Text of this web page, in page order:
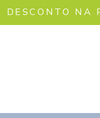
DESCONTO NA